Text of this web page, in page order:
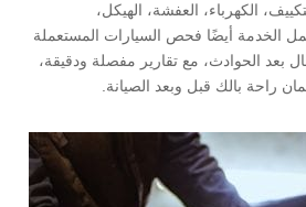
الكهرباء، العفشة، الهيكل،
الخدمة أيضًا فحص السيارات المستعملة
بعد الحوادث، مع تقارير مفصلة ودقيقة،
راحة بالك قبل وبعد الصيانة.